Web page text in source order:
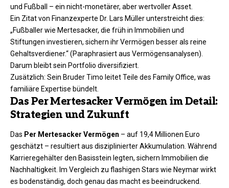
und Fußball – ein nicht-monetärer, aber wertvoller Asset.
Ein Zitat von Finanzexperte Dr. Lars Müller unterstreicht dies:
„Fußballer wie Mertesacker, die früh in Immobilien und
Stiftungen investieren, sichern ihr Vermögen besser als reine
Gehaltsverdiener.“ (Paraphrasiert aus Vermögensanalysen).
Darum bleibt sein Portfolio diversifiziert.
Zusätzlich: Sein Bruder Timo leitet Teile des Family Office, was
familiäre Expertise bündelt.
Das Per Mertesacker Vermögen im Detail:
Strategien und Zukunft
Das Per Mertesacker Vermögen – auf 19,4 Millionen Euro
geschätzt – resultiert aus disziplinierter Akkumulation. Während
Karrieregehälter den Basisstein legten, sichern Immobilien die
Nachhaltigkeit. Im Vergleich zu flashigen Stars wie Neymar wirkt
es bodenständig, doch genau das macht es beeindruckend.